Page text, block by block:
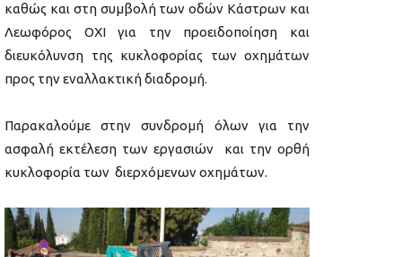
καθώς και στη συμβολή των οδών Κάστρων και
Λεωφόρος ΟΧΙ για την προειδοποίηση και
διευκόλυνση της κυκλοφορίας των οχημάτων
προς την εναλλακτική διαδρομή.
Παρακαλούμε στην συνδρομή όλων για την
ασφαλή εκτέλεση των εργασιών και την ορθή
κυκλοφορία των διερχόμενων οχημάτων.